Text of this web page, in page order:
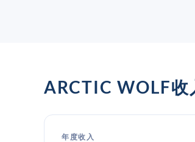
ARCTIC WOLF收
年度收入